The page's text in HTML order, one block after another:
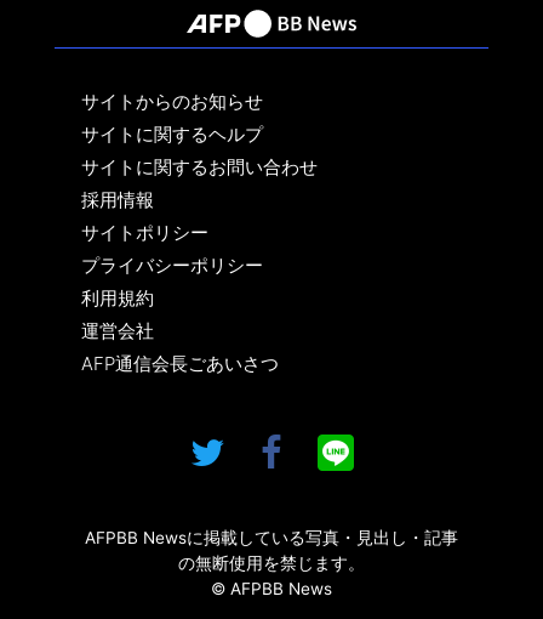
サイトからのお知らせ
サイトに関するヘルプ
サイトに関するお問い合わせ
採用情報
サイトポリシー
プライバシーポリシー
利用規約
運営会社
AFP通信会長ごあいさつ
AFPBB Newsに掲載している写真・見出し・記事
の無断使用を禁じます。
© AFPBB News